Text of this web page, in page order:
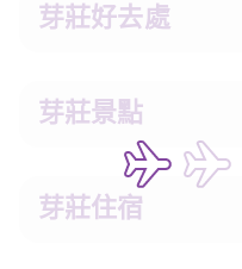
芽莊好去處
芽莊景點
芽莊住宿